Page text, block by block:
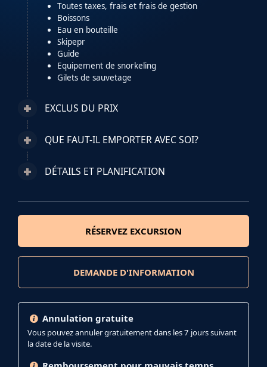
Toutes taxes, frais et frais de gestion
Boissons
Eau en bouteille
Skipepr
Guide
Equipement de snorkeling
Gilets de sauvetage
EXCLUS DU PRIX
QUE FAUT-IL EMPORTER AVEC SOI?
DÉTAILS ET PLANIFICATION
RÉSERVEZ EXCURSION
DEMANDE D'INFORMATION
Annulation gratuite
Vous pouvez annuler gratuitement dans les 7 jours suivant
la date de la visite.